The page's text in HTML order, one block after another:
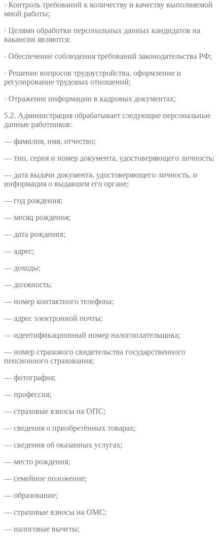
· Контроль требований к количеству и качеству выполняемой
мной работы;
· Целями обработки персональных данных кандидатов на
вакансии являются:
· Обеспечение соблюдения требований законодательства РФ;
· Решение вопросов трудоустройства, оформление и
регулирование трудовых отношений;
· Отражение информации в кадровых документах;
5.2. Администрация обрабатывает следующие персональные
данные работников:
— фамилия, имя, отчество;
— тип, серия и номер документа, удостоверяющего личность;
— дата выдачи документа, удостоверяющего личность, и
информация о выдавшем его органе;
— год рождения;
— месяц рождения;
— дата рождения;
— адрес;
— доходы;
— должность;
— номер контактного телефона;
— адрес электронной почты;
— идентификационный номер налогоплательщика;
— номер страхового свидетельства государственного
пенсионного страхования;
— фотография;
— профессия;
— страховые взносы на ОПС;
— сведения о приобретённых товарах;
— сведения об оказанных услугах;
— место рождения;
— семейное положение;
— образование;
— страховые взносы на ОМС;
— налоговые вычеты;